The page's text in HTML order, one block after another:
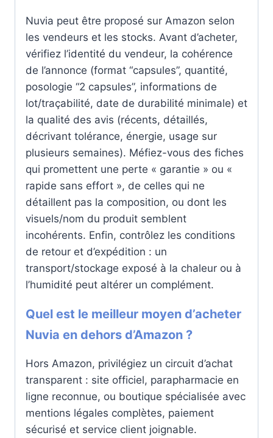
Nuvia peut être proposé sur Amazon selon
les vendeurs et les stocks. Avant d’acheter,
vérifiez l’identité du vendeur, la cohérence
de l’annonce (format “capsules”, quantité,
posologie “2 capsules”, informations de
lot/traçabilité, date de durabilité minimale) et
la qualité des avis (récents, détaillés,
décrivant tolérance, énergie, usage sur
plusieurs semaines). Méfiez-vous des fiches
qui promettent une perte « garantie » ou «
rapide sans effort », de celles qui ne
détaillent pas la composition, ou dont les
visuels/nom du produit semblent
incohérents. Enfin, contrôlez les conditions
de retour et d’expédition : un
transport/stockage exposé à la chaleur ou à
l’humidité peut altérer un complément.
Quel est le meilleur moyen d’acheter
Nuvia en dehors d’Amazon ?
Hors Amazon, privilégiez un circuit d’achat
transparent : site officiel, parapharmacie en
ligne reconnue, ou boutique spécialisée avec
mentions légales complètes, paiement
sécurisé et service client joignable.